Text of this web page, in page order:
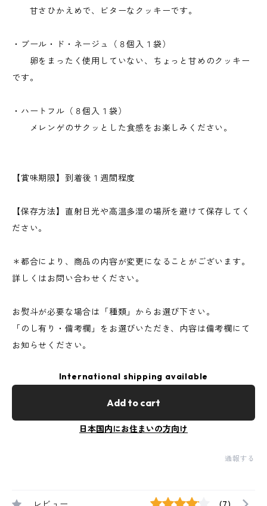
甘さひかえめで、ビターなクッキーです。
・ブール・ド・ネージュ（８個入１袋）
卵をまったく使用していない、ちょっと甘めのクッキー
です。
・ハートフル（８個入１袋）
メレンゲのサクッとした食感をお楽しみください。
【賞味期限】到着後１週間程度
【保存方法】直射日光や高温多湿の場所を避けて保存してく
ださい。
＊都合により、商品の内容が変更になることがございます。
詳しくはお問い合わせください。
お熨斗が必要な場合は「種類」からお選び下さい。
「のし有り・備考欄」をお選びいただき、内容は備考欄にて
お知らせください。
International shipping available
Add to cart
日本国内にお住まいの方向け
通報する